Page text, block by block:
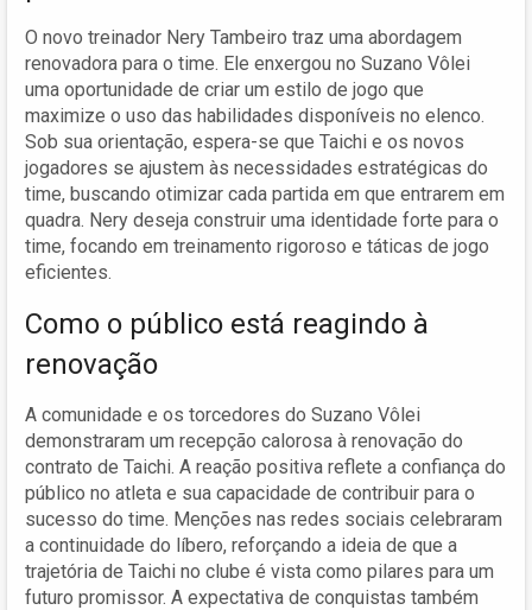
O novo treinador Nery Tambeiro traz uma abordagem
renovadora para o time. Ele enxergou no Suzano Vôlei
uma oportunidade de criar um estilo de jogo que
maximize o uso das habilidades disponíveis no elenco.
Sob sua orientação, espera-se que Taichi e os novos
jogadores se ajustem às necessidades estratégicas do
time, buscando otimizar cada partida em que entrarem em
quadra. Nery deseja construir uma identidade forte para o
time, focando em treinamento rigoroso e táticas de jogo
eficientes.
Como o público está reagindo à
renovação
A comunidade e os torcedores do Suzano Vôlei
demonstraram um recepção calorosa à renovação do
contrato de Taichi. A reação positiva reflete a confiança do
público no atleta e sua capacidade de contribuir para o
sucesso do time. Menções nas redes sociais celebraram
a continuidade do líbero, reforçando a ideia de que a
trajetória de Taichi no clube é vista como pilares para um
futuro promissor. A expectativa de conquistas também